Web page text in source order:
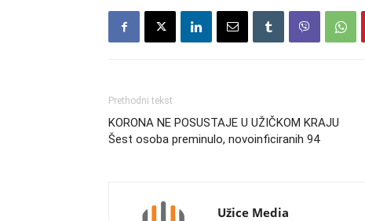
Prethodni tekst
KORONA NE POSUSTAJE U UŽIČKOM KRAJU
Šest osoba preminulo, novoinficiranih 94
Užice Media